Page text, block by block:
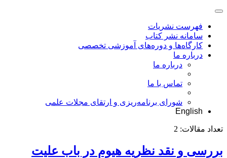
فهرست نشریات
سامانه نشر کتاب
کارگاه‌ها و دوره‌های آموزشی تخصصی
درباره ما
درباره ما
تماس با ما
شورای برنامه‌ریزی و ارتقای مجلات علمی
English
تعداد مقالات: 2
بررسی و نقد نظریه هیوم در باب علیت